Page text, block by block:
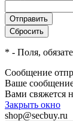
* - Поля,
Сообщение
Ваше
Вами свяжется
Закрыть окно
shop@secbuy.ru